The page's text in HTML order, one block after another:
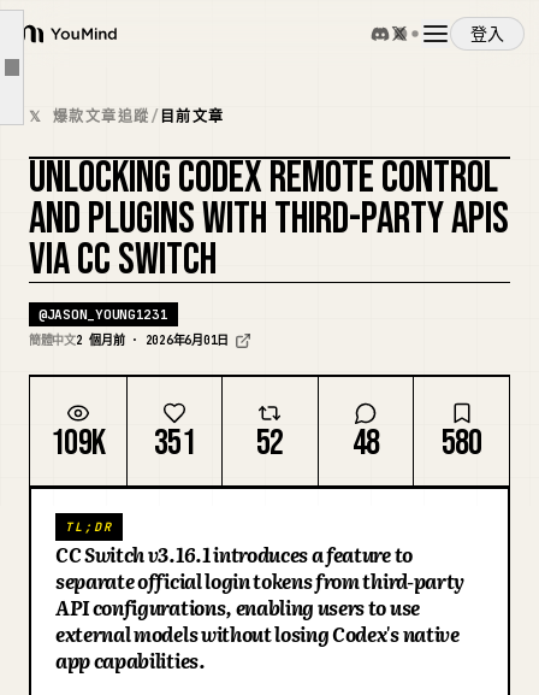
YouMind
登入
概覽
使用案例
技能
提示詞
下載
部落格
更新
文章大綱
第四步：需要时开启本地路由并接管 Codex
背后的原理
Codex 里显示的账号始终是官方账号
不要用 Codex 账号信息判断计费方
修改模型映射后要重启 Codex
关闭开关会回到旧行为
常见问题
𝕏 爆款文章追蹤/ 目前文章
複刻封面
UNLOCKING CODEX REMOTE CONTROL
AND PLUGINS WITH THIRD-PARTY APIS
VIA CC SWITCH
@JASON_YOUNG1231
簡體中文2 個月前 · 2026年6月01日
109K 351 52 48 580
TL;DR
CC Switch v3.16.1 introduces a feature to
separate official login tokens from third-party
API configurations, enabling users to use
external models without losing Codex's native
app capabilities.